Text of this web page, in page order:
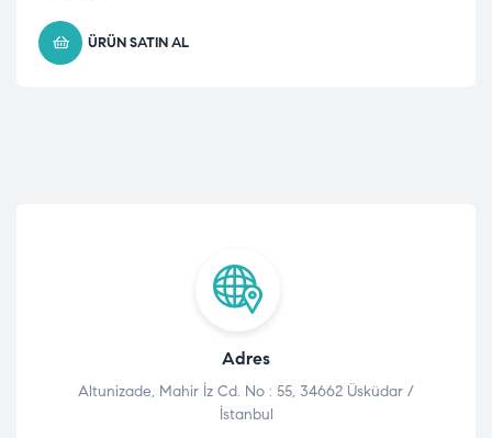
ÜRÜN SATIN AL
Adres
Altunizade, Mahir İz Cd. No : 55, 34662 Üsküdar /
İstanbul